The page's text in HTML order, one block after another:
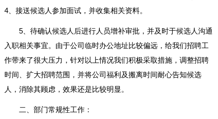
4、接送候选人参加面试，并收集相关资料。
5、待确认候选人后进行人员增补审批，并及时于候选人沟通
入职相关事宜。由于公司临时办公地址比较偏远，给我们招聘工
作带来了很大压力，针对以上情况我们积极采取措施，调整招聘
时间、扩大招聘范围，并将公司福利及搬离时间耐心告知候选
人，消除其顾虑，效果还是比较明显。
二、部门常规性工作：